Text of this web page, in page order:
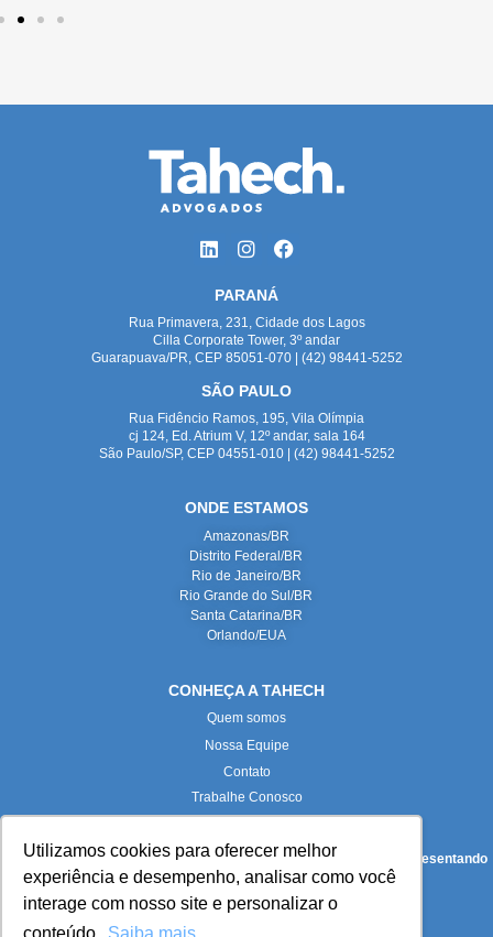
Utilizamos cookies para oferecer melhor
experiência e desempenho, analisar como você
interage com nosso site e personalizar o
PARANÁ
Rua Primavera, 231, Cidade dos Lagos
Cilla Corporate Tower, 3º andar
Guarapuava/PR, CEP 85051-070 | (42) 98441-5252
SÃO PAULO
Rua Fidêncio Ramos, 195, Vila Olímpia
cj 124, Ed. Atrium V, 12º andar, sala 164
São Paulo/SP, CEP 04551-010 | (42) 98441-5252
ONDE ESTAMOS
Amazonas/BR
Distrito Federal/BR
Rio de Janeiro/BR
Rio Grande do Sul/BR
Santa Catarina/BR
Orlando/EUA
CONHEÇA A TAHECH
Quem somos
Nossa Equipe
Contato
Trabalhe Conosco
Todas as imagens deste site foram produzidas internamente, representando
fielmente nossas instalações e equipe.